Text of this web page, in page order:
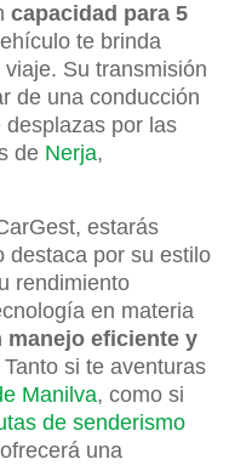
capacidad para 5
te brinda
Su transmisión
de una conducción
por las
de Nerja,
estarás
destaca por su estilo
rendimiento
en materia
manejo eficiente y
Tanto si te aventuras
Manilva, como si
de senderismo
una